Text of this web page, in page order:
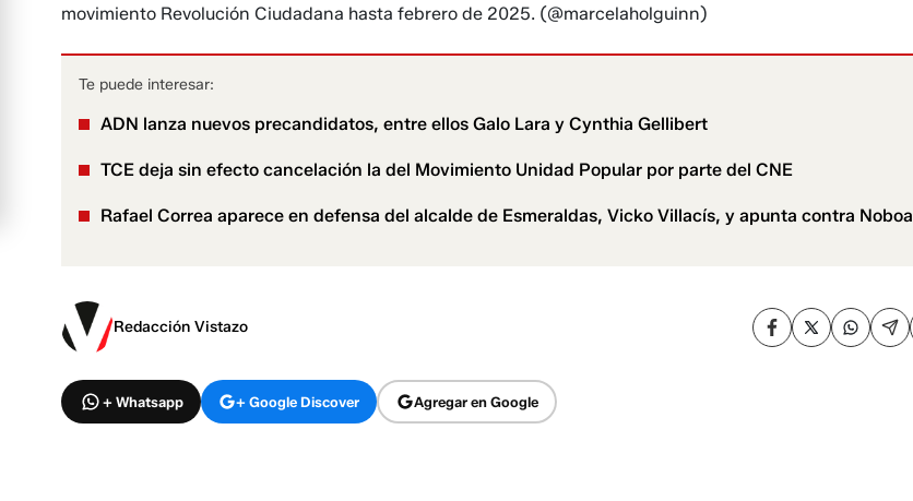
movimiento Revolución Ciudadana hasta febrero de 2025. (@marcelaholguinn)
Te puede interesar:
ADN lanza nuevos precandidatos, entre ellos Galo Lara y Cynthia Gellibert
TCE deja sin efecto cancelación la del Movimiento Unidad Popular por parte del CNE
Rafael Correa aparece en defensa del alcalde de Esmeraldas, Vicko Villacís, y apunta contra Noboa
Redacción Vistazo
+ Whatsapp + Google Discover Agregar en Google